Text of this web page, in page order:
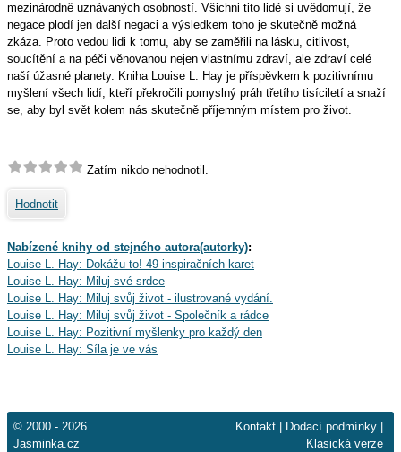
mezinárodně uznávaných osobností. Všichni tito lidé si uvědomují, že
negace plodí jen další negaci a výsledkem toho je skutečně možná
zkáza. Proto vedou lidi k tomu, aby se zaměřili na lásku, citlivost,
soucítění a na péči věnovanou nejen vlastnímu zdraví, ale zdraví celé
naší úžasné planety. Kniha Louise L. Hay je příspěvkem k pozitivnímu
myšlení všech lidí, kteří překročili pomyslný práh třetího tisíciletí a snaží
se, aby byl svět kolem nás skutečně příjemným místem pro život.
Zatím nikdo nehodnotil.
Hodnotit
Nabízené knihy od stejného autora(autorky):
Louise L. Hay: Dokážu to! 49 inspiračních karet
Louise L. Hay: Miluj své srdce
Louise L. Hay: Miluj svůj život - ilustrované vydání.
Louise L. Hay: Miluj svůj život - Společník a rádce
Louise L. Hay: Pozitivní myšlenky pro každý den
Louise L. Hay: Síla je ve vás
© 2000 - 2026
Jasminka.cz
Kontakt Dodací podmínky